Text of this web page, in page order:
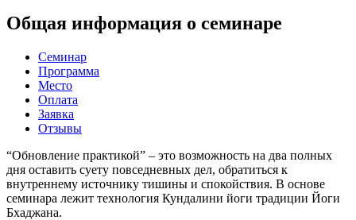
Общая информация о семинаре
Семинар
Программа
Место
Оплата
Заявка
Отзывы
“Обновление практикой” – это возможность на два полных
дня оставить суету повседневных дел, обратиться к
внутреннему источнику тишины и спокойствия. В основе
семинара лежит технология Кундалини йоги традиции Йоги
Бхаджана.